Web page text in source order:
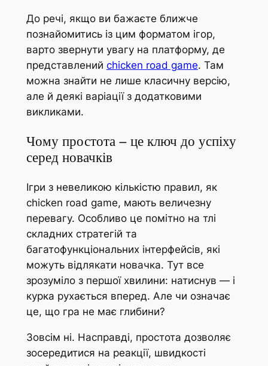
До речі, якщо ви бажаєте ближче
познайомитись із цим форматом ігор,
варто звернути увагу на платформу, де
представлений chicken road game. Там
можна знайти не лише класичну версію,
але й деякі варіації з додатковими
викликами.
Чому простота – це ключ до успіху
серед новачків
Ігри з невеликою кількістю правил, як
chicken road game, мають величезну
перевагу. Особливо це помітно на тлі
складних стратегій та
багатофункціональних інтерфейсів, які
можуть відлякати новачка. Тут все
зрозуміло з першої хвилини: натиснув — і
курка рухається вперед. Але чи означає
це, що гра не має глибини?
Зовсім ні. Насправді, простота дозволяє
зосередитися на реакції, швидкості